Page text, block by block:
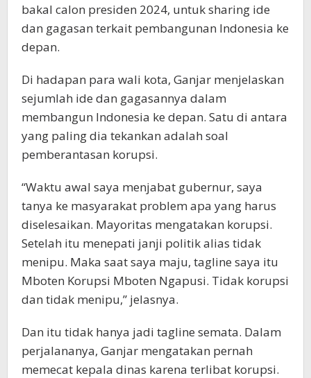
bakal calon presiden 2024, untuk sharing ide
dan gagasan terkait pembangunan Indonesia ke
depan.
Di hadapan para wali kota, Ganjar menjelaskan
sejumlah ide dan gagasannya dalam
membangun Indonesia ke depan. Satu di antara
yang paling dia tekankan adalah soal
pemberantasan korupsi.
“Waktu awal saya menjabat gubernur, saya
tanya ke masyarakat problem apa yang harus
diselesaikan. Mayoritas mengatakan korupsi.
Setelah itu menepati janji politik alias tidak
menipu. Maka saat saya maju, tagline saya itu
Mboten Korupsi Mboten Ngapusi. Tidak korupsi
dan tidak menipu,” jelasnya.
Dan itu tidak hanya jadi tagline semata. Dalam
perjalananya, Ganjar mengatakan pernah
memecat kepala dinas karena terlibat korupsi.